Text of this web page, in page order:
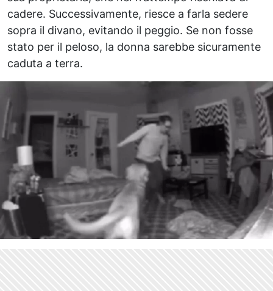
cadere. Successivamente, riesce a farla sedere
sopra il divano, evitando il peggio. Se non fosse
stato per il peloso, la donna sarebbe sicuramente
caduta a terra.